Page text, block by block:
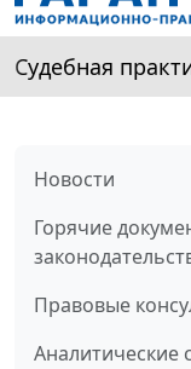
Судебная
Новости
Горячие
Правовые
Аналитические